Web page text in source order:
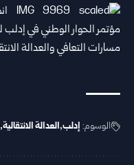
الوسوم: إدلب العدالة الانتقالية